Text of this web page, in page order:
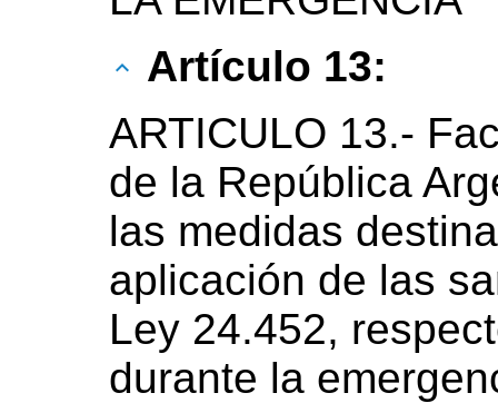
Artículo 13:
ARTICULO 13.-
de la República
las medidas
aplicación de las
Ley 24.452,
durante la